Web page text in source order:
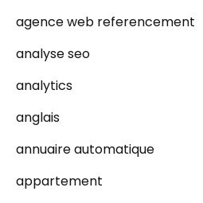
agence web referencement
analyse seo
analytics
anglais
annuaire automatique
appartement